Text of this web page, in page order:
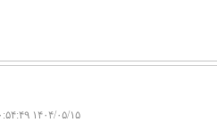
۱۴۰۴/۰۵/۱۵ ۱۰:۵۴:۴۹